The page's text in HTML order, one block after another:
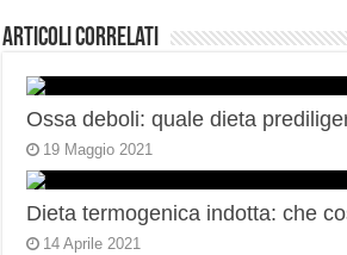
Articoli correlati
Ossa deboli: quale dieta
19 Maggio 2021
Dieta termogenica indotta: che
14 Aprile 2021